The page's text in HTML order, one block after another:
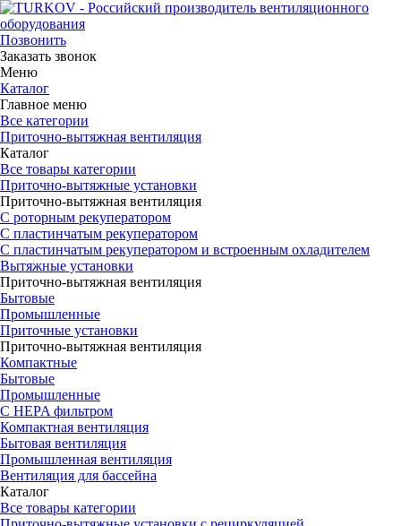
Позвонить
Заказать звонок
Меню
Каталог
Главное меню
Все категории
Приточно-вытяжная вентиляция
Каталог
Все товары категории
Приточно-вытяжные установки
Приточно-вытяжная вентиляция
С роторным рекуператором
С пластинчатым рекуператором
С пластинчатым рекуператором и встроенным охладителем
Вытяжные установки
Приточно-вытяжная вентиляция
Бытовые
Промышленные
Приточные установки
Приточно-вытяжная вентиляция
Компактные
Бытовые
Промышленные
С HEPA фильтром
Компактная вентиляция
Бытовая вентиляция
Промышленная вентиляция
Вентиляция для бассейна
Каталог
Все товары категории